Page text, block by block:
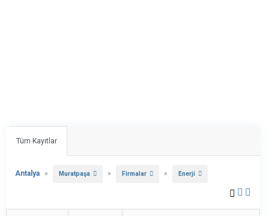
Tüm Kayıtlar
Antalya » Muratpaşa » Firmalar » Enerji